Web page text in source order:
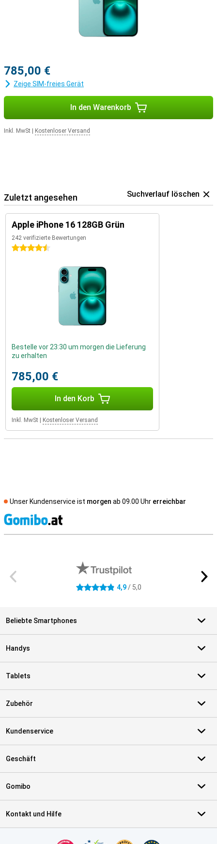
785,00 €
Zeige SIM-freies Gerät
In den Warenkorb
Inkl. MwSt Kostenloser Versand
Zuletzt angesehen Suchverlauf löschen
Apple iPhone 16 128GB Grün
242 verifizierte Bewertungen
4.5 Sterne
Bestelle vor 23:30 um morgen die Lieferung
zu erhalten
785,00 €
In den Korb
Inkl. MwSt Kostenloser Versand
Unser Kundenservice ist morgen ab 09.00 Uhr erreichbar
4.9 Sterne 4,9/ 5,0
Beliebte Smartphones
Handys
Tablets
Zubehör
Kundenservice
Geschäft
Gomibo
Kontakt und Hilfe